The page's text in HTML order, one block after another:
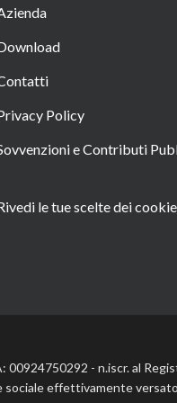
Policy
e Contributi
le tue scelte dei cookie
00924750292 - n.iscr. al
sociale effettivamente